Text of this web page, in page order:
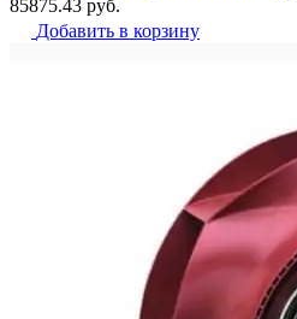
85875.43 руб.
Добавить в корзину